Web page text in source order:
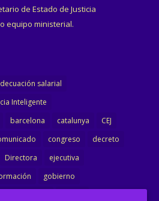
de Estado de Justicia
equipo ministerial.
salarial
Inteligente
barcelona catalunya
CEJ
congreso
decreto
Directora
ejecutiva
gobierno